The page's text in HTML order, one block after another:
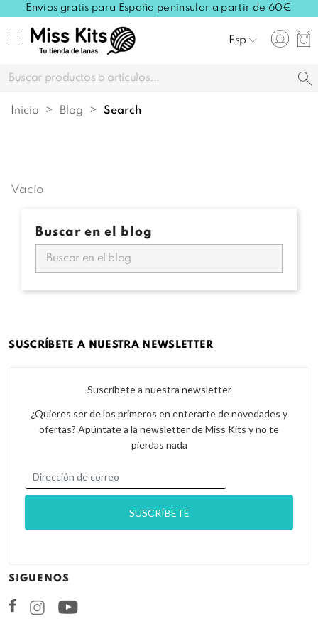
Envíos gratis para España peninsular a partir de 60€
Esp
Inicio Blog search
Vacío
Buscar en el blog
SUSCRÍBETE A NUESTRA NEWSLETTER
Suscríbete a nuestra newsletter
¿Quieres ser de los primeros en enterarte de novedades y
ofertas? Apúntate a la newsletter de Miss Kits y no te
pierdas nada
SIGUENOS
FacebookInstagram